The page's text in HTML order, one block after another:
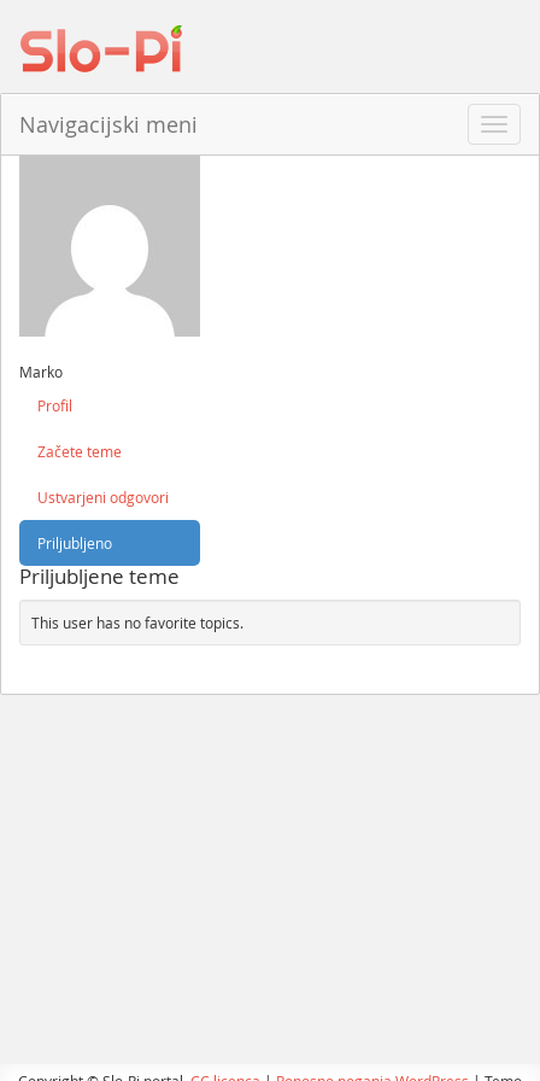
Odpri
Navigacijski meni
Marko
Profil
Začete teme
Ustvarjeni odgovori
Priljubljeno
Priljubljene teme
This user has no favorite topics.